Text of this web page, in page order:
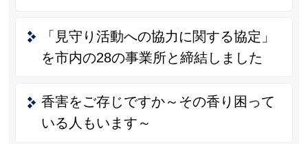
「見守り活動への協力に関する協定」
を市内の28の事業所と締結しました
香害をご存じですか～その香り困って
いる人もいます～